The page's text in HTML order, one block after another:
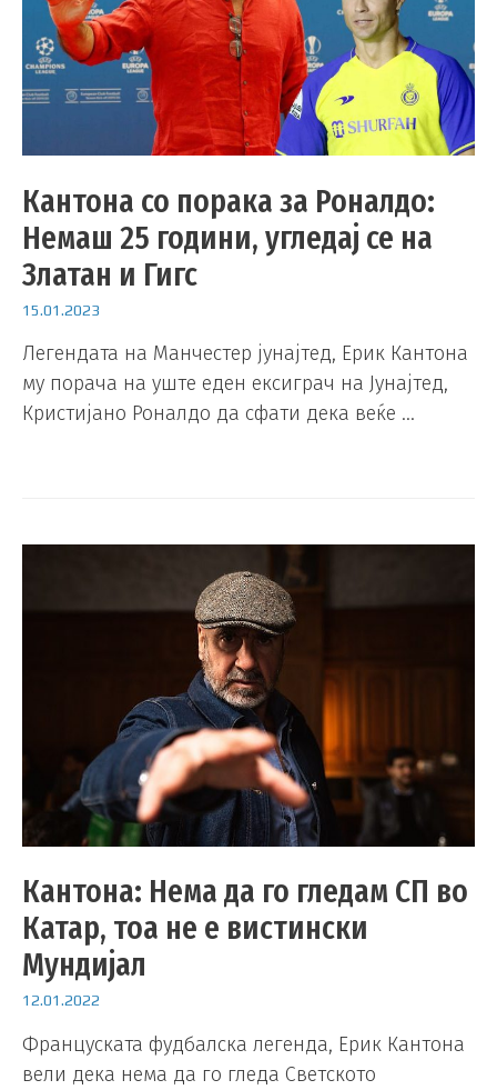
Кантона со порака за Роналдо:
Немаш 25 години, угледај се на
Златан и Гигс
15.01.2023
Легендата на Манчестер јунајтед, Ерик Кантона
му порача на уште еден ексиграч на Јунајтед,
Кристијано Роналдо да сфати дека веќе …
Кантона: Нема да го гледам СП во
Катар, тоа не е вистински
Мундијал
12.01.2022
Француската фудбалска легенда, Ерик Кантона
вели дека нема да го гледа Светското